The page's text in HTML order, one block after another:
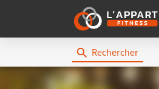
Rechercher